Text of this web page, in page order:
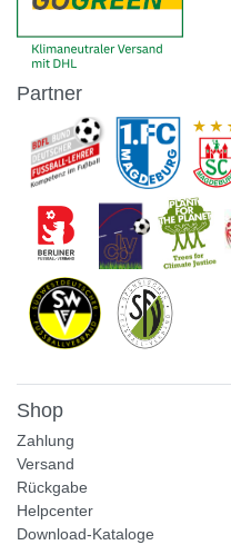
Partner
Shop
Zahlung
Versand
Rückgabe
Helpcenter
Download-Kataloge